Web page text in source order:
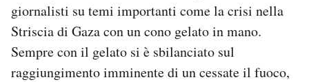
giornalisti su temi importanti come la crisi nella
Striscia di Gaza con un cono gelato in mano.
Sempre con il gelato si è sbilanciato sul
raggiungimento imminente di un cessate il fuoco,